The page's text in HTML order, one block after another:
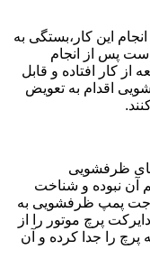
این کار،بستگی به
پس از انجام
کار افتاده و قابل
اقدام به تعویض
ظرفشویی
آن نبوده و شناخت
جت پمپ ظرفشویی به
پرچ موتور را از
را جدا کرده و آن